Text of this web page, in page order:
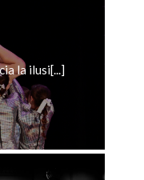
la ilusi[...]